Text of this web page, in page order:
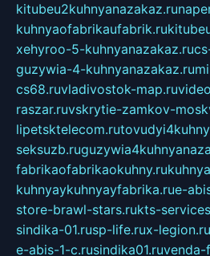
kitubeu2kuhnyanazakaz.ru
kuhnyaofabrikaufabrik.ru
xehyroo-5-kuhnyanazakaz.ru
guzywia-4-kuhnyanazakaz.ru
cs68.ruvladivostok-map.ru
raszar.ruvskrytie-zamkov-
lipetsktelecom.ru
seksuzb.ru
fabrikaofabrikaokuhny.ru
kuhnyaykuhnyayfabrika.rue-
store-brawl-stars.rukts-
sindika-01.rusp-life.rux-legion.ru
e-abis-1-c.rusindika01.ruvenda-